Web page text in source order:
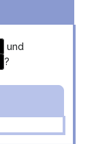
und
?